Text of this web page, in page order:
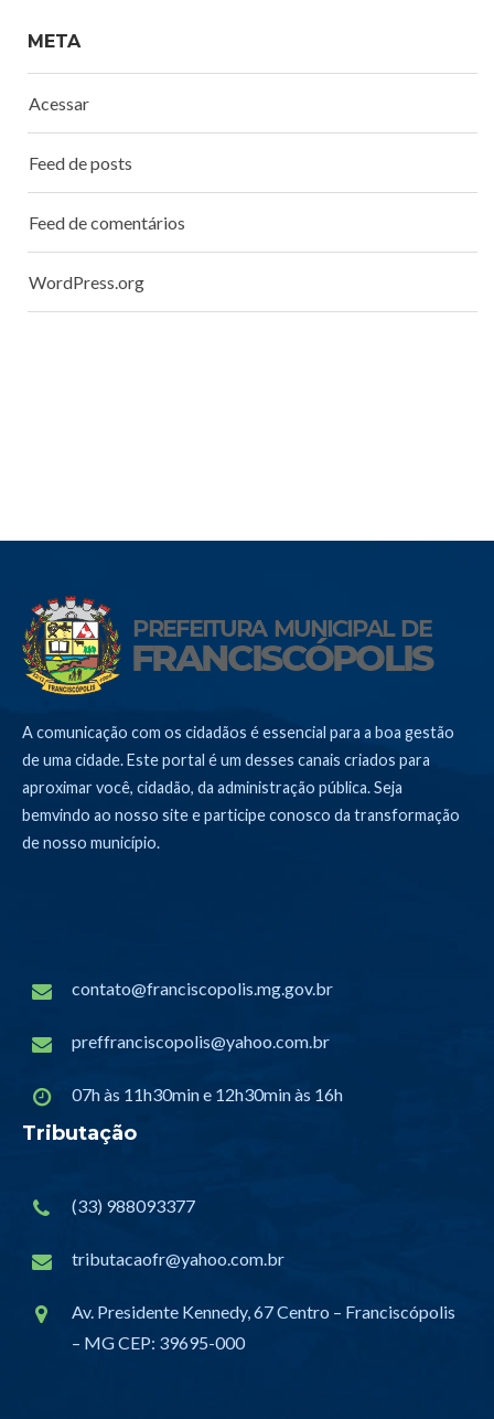
META
Acessar
Feed de posts
Feed de comentários
WordPress.org
A comunicação com os cidadãos é essencial para a boa gestão
de uma cidade. Este portal é um desses canais criados para
aproximar você, cidadão, da administração pública. Seja
bemvindo ao nosso site e participe conosco da transformação
de nosso município.
contato@franciscopolis.mg.gov.br
preffranciscopolis@yahoo.com.br
07h às 11h30min e 12h30min às 16h
Tributação
(33) 988093377
tributacaofr@yahoo.com.br
Av. Presidente Kennedy, 67 Centro – Franciscópolis
– MG CEP: 39695-000